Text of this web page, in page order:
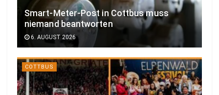
Smart-Meter-Post in Cottbus muss
niemand beantworten
6. AUGUST 2026
COTTBUS